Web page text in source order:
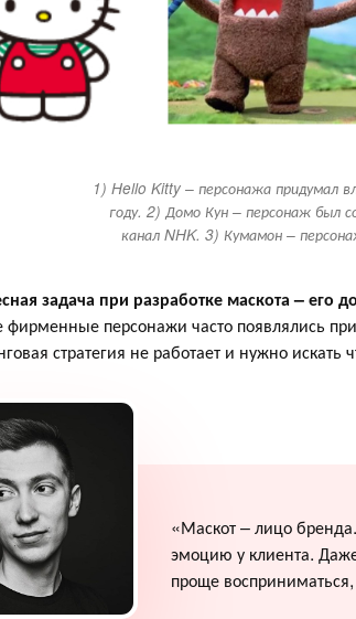
1) Hello Kitty – персонажа придумал
году. 2) Домо Кун – персонаж был
канал NHK. 3) Кумамон –
задача при разработке маскота – его
фирменные персонажи часто появлялись
стратегия не работает и нужно искать
«Маскот – лицо
эмоцию у клиента.
проще